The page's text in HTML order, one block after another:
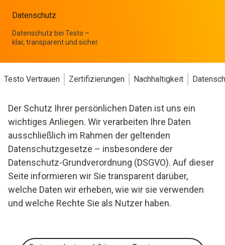
Datenschutz
Datenschutz bei Testo –
klar, transparent und sicher.
Testo Vertrauen Zertifizierungen Nachhaltigkeit
Der Schutz Ihrer persönlichen Daten ist uns ein
wichtiges Anliegen. Wir verarbeiten Ihre Daten
ausschließlich im Rahmen der geltenden
Datenschutzgesetze – insbesondere der
Datenschutz-Grundverordnung (DSGVO). Auf dieser
Seite informieren wir Sie transparent darüber,
welche Daten wir erheben, wie wir sie verwenden
und welche Rechte Sie als Nutzer haben.